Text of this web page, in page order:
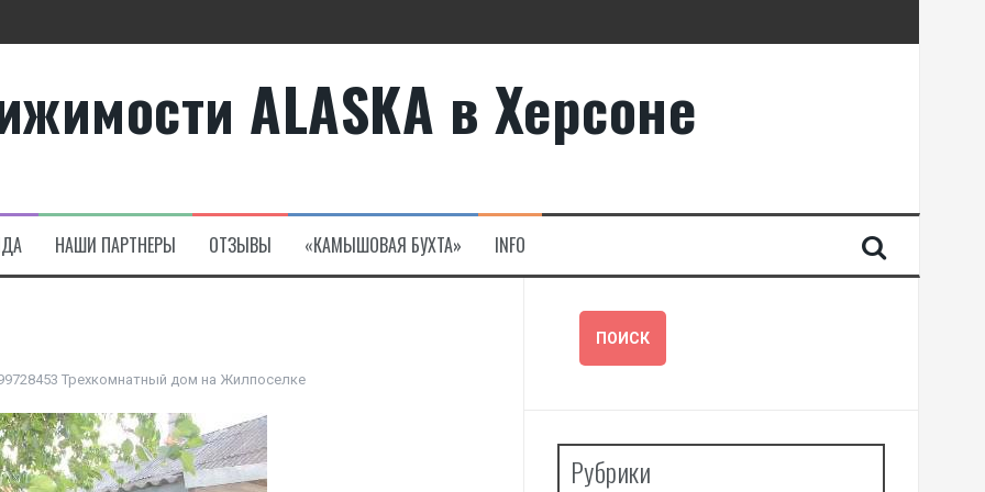
Алсанджаке
ALASKA в Херсоне
НАШИ ПАРТНЕРЫ ОТЗЫВЫ «КАМЫШОВАЯ БУХТА» INFO
Трехкомнатный дом на Жилпоселке
Рубрики